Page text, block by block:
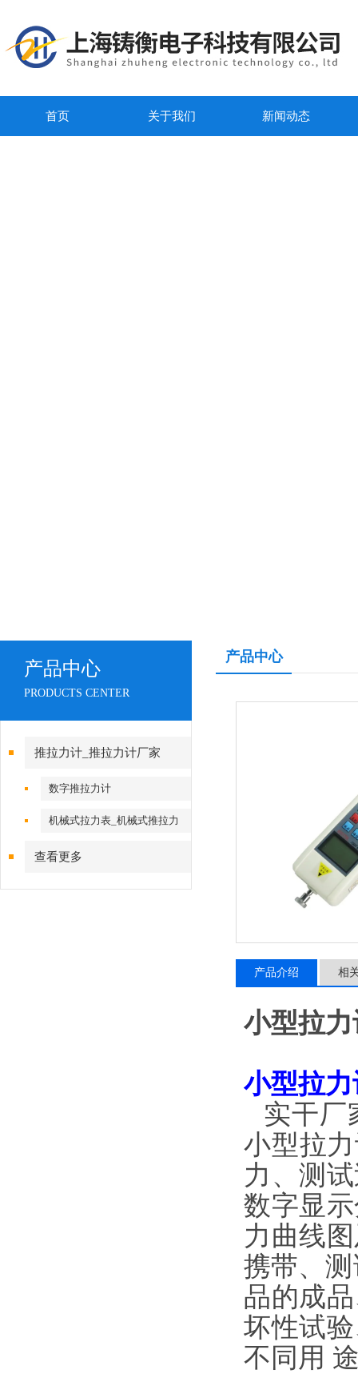
首页 关于我们 新闻动态
产品中心
PRODUCTS CENTER
推拉力计_推拉力计厂家
数字推拉力计
机械式拉力表_机械式推拉力
查看更多
产品中心
产品介绍 相
小型拉
小型拉
实干厂
小型拉
力、测
数字显
力曲线
携带、
品的成
坏性试
不同用